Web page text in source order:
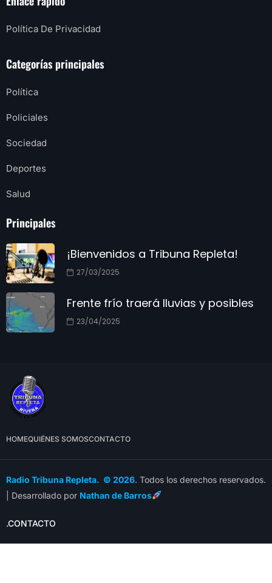
Política De Privacidad
Categorías principales
Política
Policiales
Sociedad
Deportes
Salud
Principales
¡Bienvenidos a Tribuna Repleta!
27/03/2025
Frente frío traerá lluvias y posibles
23/04/2025
HOMEQUIÉNES SOMOSCONTACTO
Radio Tribuna Repleta. © 2026. Todos los derechos reservados.
| Desarrollado por Nathan de Barros
.CONTACTO